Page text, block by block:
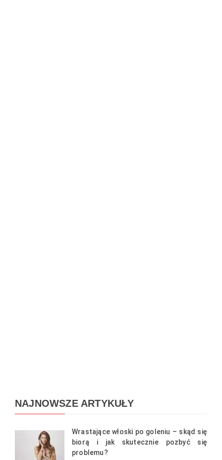
NAJNOWSZE ARTYKUŁY
Wrastające włoski po goleniu – skąd się
biorą i jak skutecznie pozbyć się
problemu?